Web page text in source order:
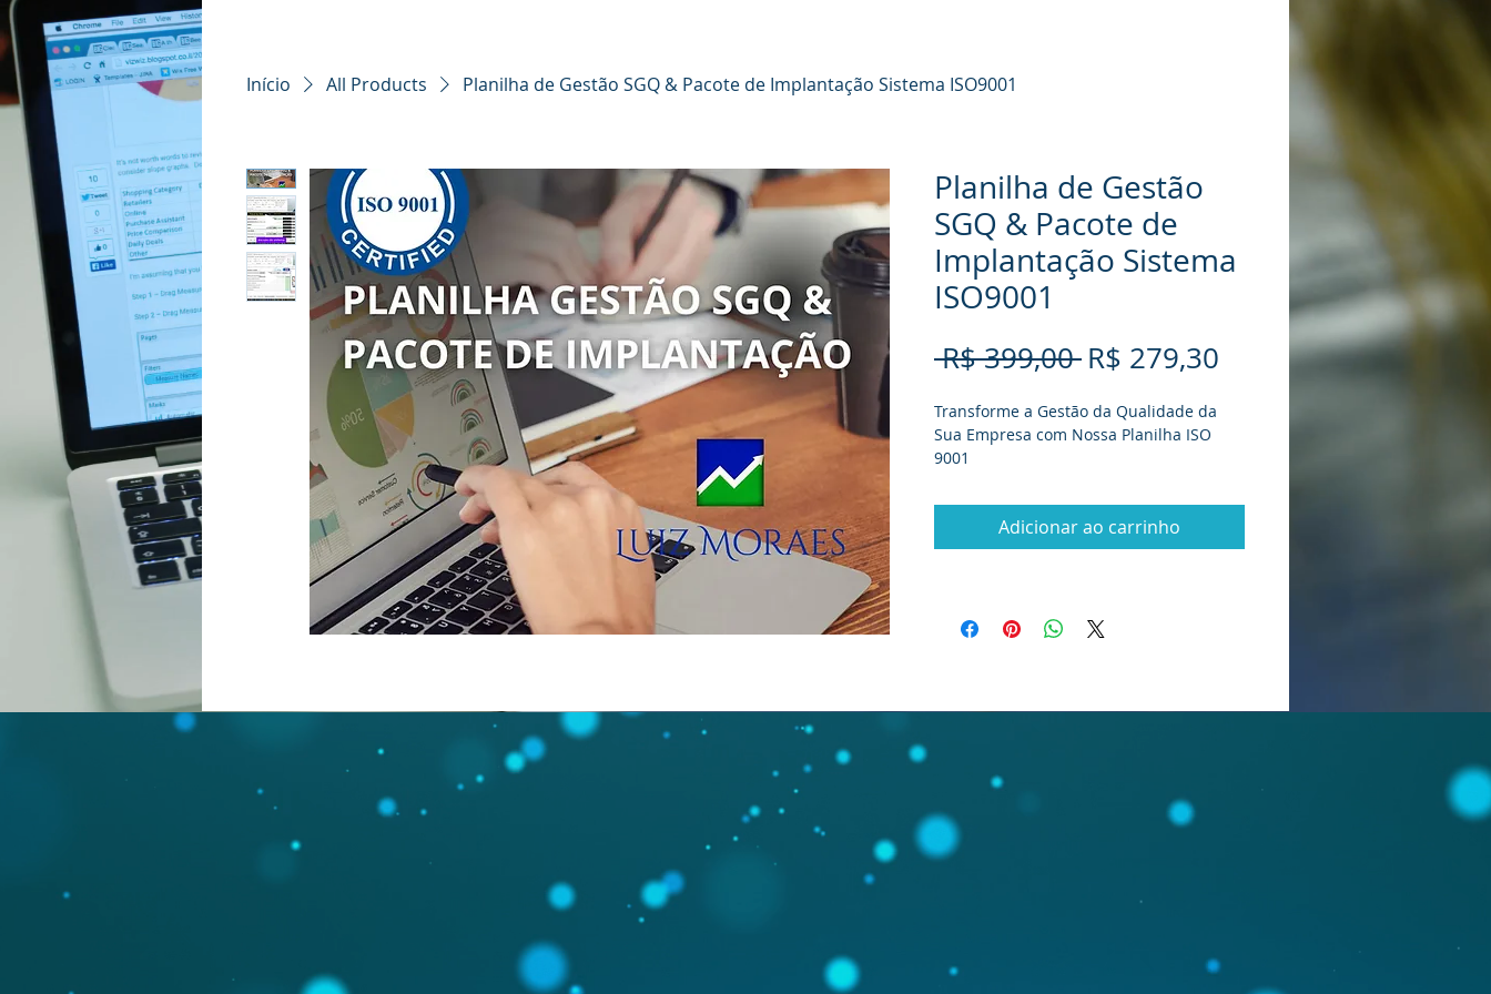
Início All Products Planilha de Gestão SGQ & Pacote de Implantação Sistema ISO9001
Planilha de Gestão
SGQ & Pacote de
Implantação Sistema
ISO9001
R$ 399,00 Preço
normal
R$ 279,30 Preço
Transforme a Gestão da Qualidade da
Sua Empresa com Nossa Planilha ISO
9001
Se você quer implantar um Sistema de
Gestão da Qualidade eficiente, sem
gastar fortunas, temos a solução ideal
foi desenvolvida pensando nas suas
necessidades, oferecendo uma maneira
documentação** exigida pela norma.
totalmente **parametrizável** e pode
ser adaptada para qualquer tipo de
negócio. Simples de usar, permite que
você controle e organize processos,
forma rápida e descomplicada. Com ela,
complexidade e o alto custo de soluções
Adicionar ao carrinho